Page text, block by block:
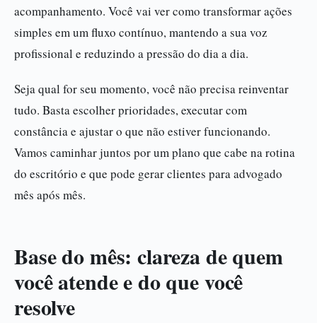
acompanhamento. Você vai ver como transformar ações
simples em um fluxo contínuo, mantendo a sua voz
profissional e reduzindo a pressão do dia a dia.
Seja qual for seu momento, você não precisa reinventar
tudo. Basta escolher prioridades, executar com
constância e ajustar o que não estiver funcionando.
Vamos caminhar juntos por um plano que cabe na rotina
do escritório e que pode gerar clientes para advogado
mês após mês.
Base do mês: clareza de quem
você atende e do que você
resolve